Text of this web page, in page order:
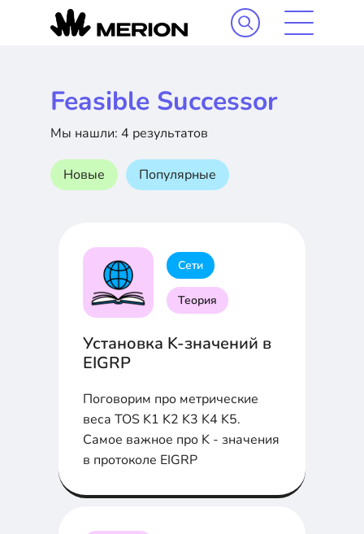
Feasible Successor
Мы нашли: 4 результатов
Новые Популярные
Сети
Теория
Установка K-значений в
EIGRP
Поговорим про метрические
веса TOS K1 K2 K3 K4 K5.
Самое важное про K - значения
в протоколе EIGRP